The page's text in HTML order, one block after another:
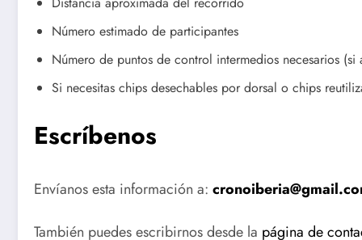
Número estimado de participantes
Número de puntos de control intermedios necesarios (si
Si necesitas chips desechables por dorsal o chips
Escríbenos
Envíanos esta información a:
También puedes escribirnos desde la página de